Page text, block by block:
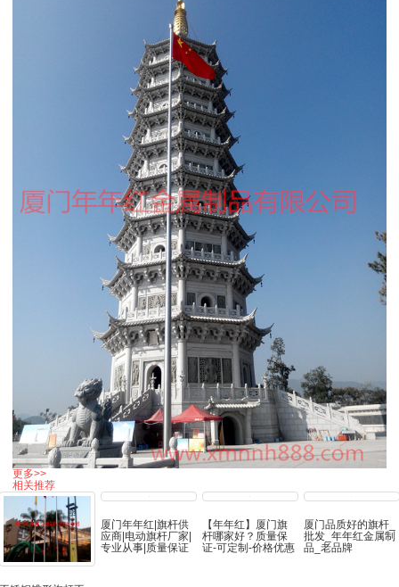
更多>>
相关推荐
厦门年年红|旗杆供
应商|电动旗杆厂家|
专业从事|质量保证
【年年红】厦门旗
杆哪家好？质量保
证-可定制-价格优惠
厦门品质好的旗杆_
批发_年年红金属制
品_老品牌